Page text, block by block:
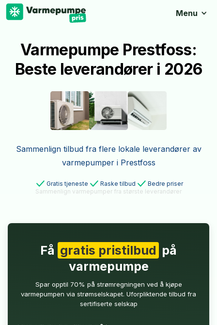
Menu
Varmepumpe Prestfoss:
Beste leverandører i 2026
Sammenlign tilbud fra flere lokale leverandører av
varmepumper i Prestfoss
Gratis tjeneste Raske tilbud
Bedre priser
Sammenlign varmepumper fra største leverandører
Få gratis pristilbud på
varmepumpe
Spar opptil 70% på strømregningen ved å kjøpe
varmepumpen via strømselskapet. Uforpliktende tilbud fra
sertifiserte selskap